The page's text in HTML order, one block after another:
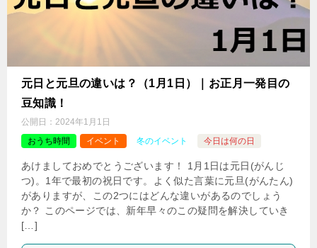
元日と元旦の違いは？（1月1日）｜お正月一発目の
豆知識！
公開日： 2024年1月1日
おうち時間
イベント 冬のイベント 今日は何の日
あけましておめでとうございます！ 1月1日は元日(がんじ
つ)。1年で最初の祝日です。よく似た言葉に元旦(がんたん)
がありますが、この2つにはどんな違いがあるのでしょう
か？ このページでは、新年早々のこの疑問を解決していき
[…]